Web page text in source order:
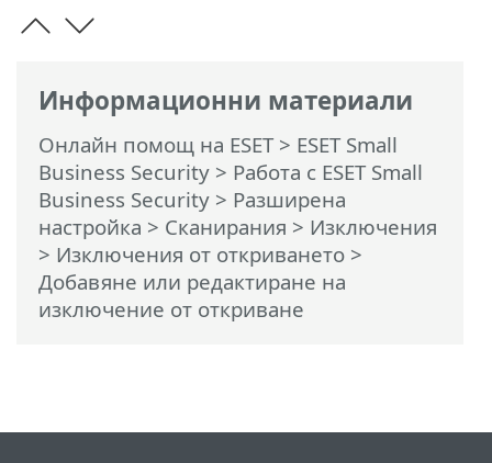
Информационни материали
Онлайн помощ на ESET> ESET Small
Business Security > Работа с ESET Small
Business Security > Разширена
настройка > Сканирания > Изключения
> Изключения от откриването >
Добавяне или редактиране на
изключение от откриване